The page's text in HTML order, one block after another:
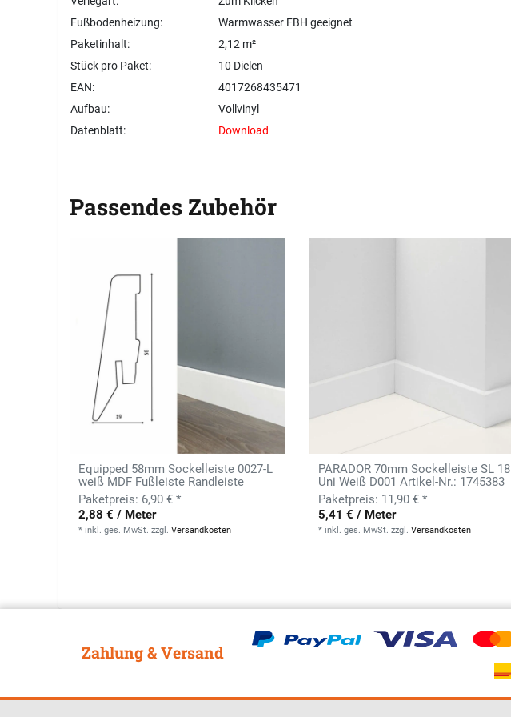
Fußbodenheizung:
Warmwasser FBH geeignet
Paketinhalt:
2,12 m²
Stück pro Paket:
10 Dielen
EAN:
4017268435471
Aufbau:
Vollvinyl
Datenblatt:
Download
Passendes Zubehör
Equipped 58mm Sockelleiste 0027-L
weiß MDF Fußleiste Randleiste
6,90 € *
2,88 € / Meter
* inkl. ges. MwSt. zzgl.Versandkosten
PARADOR 70mm Sockelleiste SL 18
Uni Weiß D001 Artikel-Nr.: 1745383
11,90 € *
5,41 € / Meter
* inkl. ges. MwSt. zzgl.Versandkosten
Zahlung & Versand